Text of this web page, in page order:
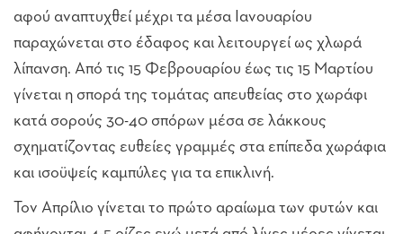
αφού αναπτυχθεί μέχρι τα μέσα Ιανουαρίου
παραχώνεται στο έδαφος και λειτουργεί ως χλωρά
λίπανση. Από τις 15 Φεβρουαρίου έως τις 15 Μαρτίου
γίνεται η σπορά της τομάτας απευθείας στο χωράφι
κατά σορούς 30-40 σπόρων μέσα σε λάκκους
σχηματίζοντας ευθείες γραμμές στα επίπεδα χωράφια
και ισοϋψείς καμπύλες για τα επικλινή.
Τον Απρίλιο γίνεται το πρώτο αραίωμα των φυτών και